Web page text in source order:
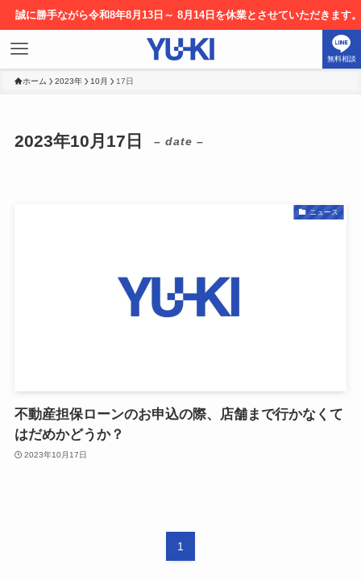
ながら令和8年8月13日～ 8月14日を休業とさせていただきます。お申込
無料相談
ホーム 2023年 10月 17日
2023年10月17日 – date –
ニュース
不動産担保ローンのお申込の際、店舗まで行かなくて
はだめかどうか？
2023年10月17日
1